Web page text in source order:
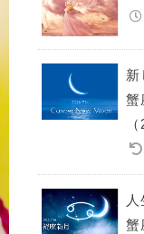
新
蟹
蟹